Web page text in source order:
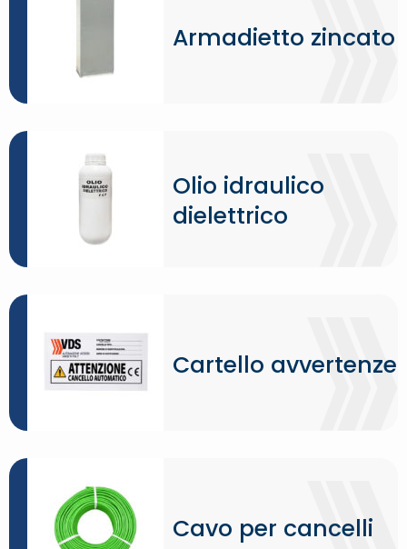
Armadietto zincato
Olio idraulico
dielettrico
Cartello avvertenze
Cavo per cancelli